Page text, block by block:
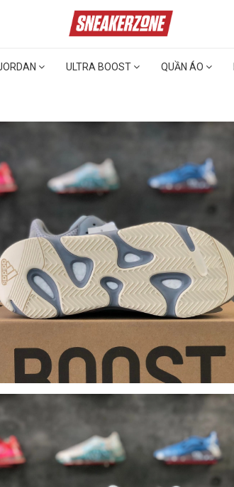
ULTRA BOOST QUẦN ÁO